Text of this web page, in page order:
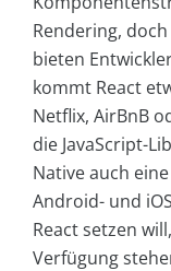
Rendering,
bieten
kommt React
Netflix, AirBnB
die JavaScript-
Native auch
Android- und
React setzen
Verfügung